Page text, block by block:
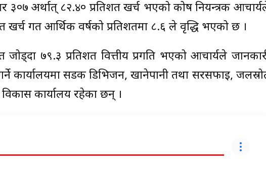
३०७ अर्थात् ८२.४० प्रतिशत खर्च भएको कोष नियन्त्रक
गत आर्थिक वर्षको प्रतिशतमा ८.६ ले वृद्धि भएको छ ।
७९.३ प्रतिशत वित्तीय प्रगति भएको आचार्यले
कार्यालयमा सडक डिभिजन, खानेपानी तथा सरसफाइ,
विकास कार्यालय रहेका छन् ।